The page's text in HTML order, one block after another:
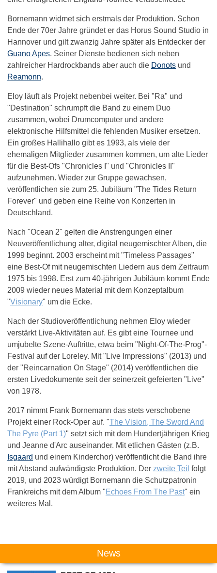
Bornemann widmet sich erstmals der Produktion. Schon
Ende der 70er Jahre gründet er das Horus Sound Studio in
Hannover und gilt zwanzig Jahre später als Entdecker der
Guano Apes. Seiner Dienste bedienen sich neben
zahlreicher Hardrockbands aber auch die Donots und
Reamonn.
Eloy läuft als Projekt nebenbei weiter. Bei "Ra" und
"Destination" schrumpft die Band zu einem Duo
zusammen, wobei Drumcomputer und andere
elektronische Hilfsmittel die fehlenden Musiker ersetzen.
Ein großes Hallihallo gibt es 1993, als viele der
ehemaligen Mitglieder zusammen kommen, um alte Lieder
für die Best-Ofs "Chronicles I" und "Chronicles II"
aufzunehmen. Wieder zur Gruppe gewachsen,
veröffentlichen sie zum 25. Jubiläum "The Tides Return
Forever" und geben eine Reihe von Konzerten in
Deutschland.
Nach "Ocean 2" gelten die Anstrengungen einer
Neuveröffentlichung alter, digital neugemischter Alben, die
1999 beginnt. 2003 erscheint mit "Timeless Passages"
eine Best-Of mit neugemischten Liedern aus dem Zeitraum
1975 bis 1998. Erst zum 40-jährigen Jubiläum kommt Ende
2009 wieder neues Material mit dem Konzeptalbum
"Visionary" um die Ecke.
Nach der Studioveröffentlichung nehmen Eloy wieder
verstärkt Live-Aktivitäten auf. Es gibt eine Tournee und
umjubelte Szene-Auftritte, etwa beim "Night-Of-The-Prog"-
Festival auf der Loreley. Mit "Live Impressions" (2013) und
der "Reincarnation On Stage" (2014) veröffentlichen die
ersten Livedokumente seit der seinerzeit gefeierten "Live"
von 1978.
2017 nimmt Frank Bornemann das stets verschobene
Projekt einer Rock-Oper auf. "The Vision, The Sword And
The Pyre (Part 1)" setzt sich mit dem Hundertjährigen Krieg
und Jeanne d'Arc auseinander. Mit etlichen Gästen (z.B.
Isgaard und einem Kinderchor) veröffentlicht die Band ihre
mit Abstand aufwändigste Produktion. Der zweite Teil folgt
2019, und 2023 würdigt Bornemann die Schutzpatronin
Frankreichs mit dem Album "Echoes From The Past" ein
weiteres Mal.
Das könnte Dich auch interessieren:
News